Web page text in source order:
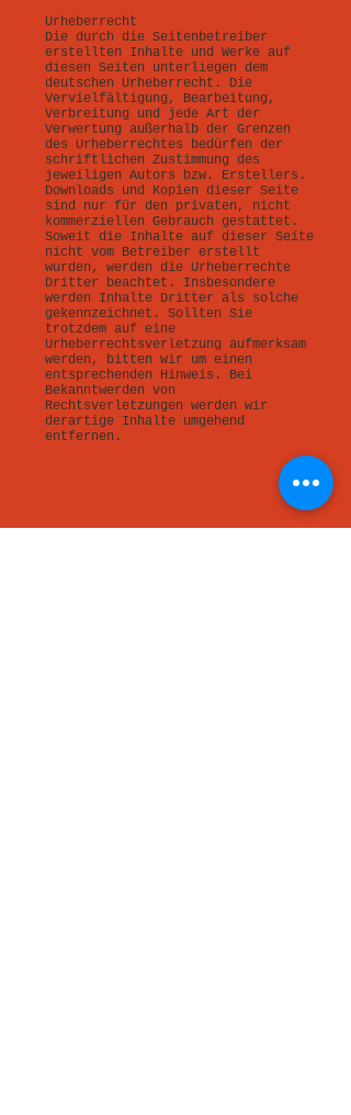
Urheberrecht
Die durch die Seitenbetreiber
erstellten Inhalte und Werke auf
diesen Seiten unterliegen dem
deutschen Urheberrecht. Die
Vervielfältigung, Bearbeitung,
Verbreitung und jede Art der
Verwertung außerhalb der Grenzen
des Urheberrechtes bedürfen der
schriftlichen Zustimmung des
jeweiligen Autors bzw. Erstellers.
Downloads und Kopien dieser Seite
sind nur für den privaten, nicht
kommerziellen Gebrauch gestattet.
Soweit die Inhalte auf dieser Seite
nicht vom Betreiber erstellt
wurden, werden die Urheberrechte
Dritter beachtet. Insbesondere
werden Inhalte Dritter als solche
gekennzeichnet. Sollten Sie
trotzdem auf eine
Urheberrechtsverletzung aufmerksam
werden, bitten wir um einen
entsprechenden Hinweis. Bei
Bekanntwerden von
Rechtsverletzungen werden wir
derartige Inhalte umgehend
entfernen.